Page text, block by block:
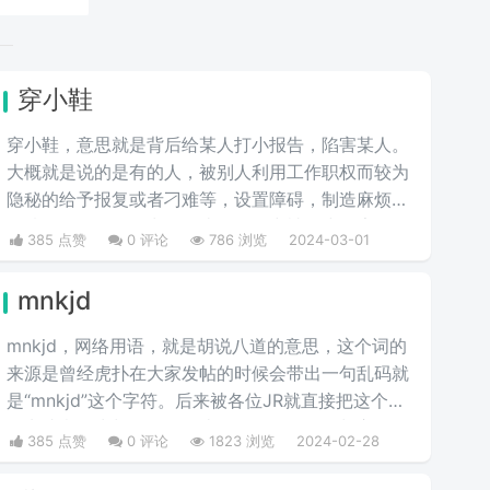
穿小鞋
穿小鞋，意思就是背后给某人打小报告，陷害某人。
大概就是说的是有的人，被别人利用工作职权而较为
隐秘的给予报复或者刁难等，设置障碍，制造麻烦，
摆掉刁难。一般最常见的比如工作中被打小报告等。
385 点赞 0 评论 786 浏览 2024-03-01
mnkjd
mnkjd，网络用语，就是胡说八道的意思，这个词的
来源是曾经虎扑在大家发帖的时候会带出一句乱码就
是“mnkjd”这个字符。后来被各位JR就直接把这个词
引申成意思为胡说八道，比如说有一个人在胡言乱
语，我们就说他在mnkjd，也就是胡乱说话的意思。
385 点赞 0 评论 1823 浏览 2024-02-28